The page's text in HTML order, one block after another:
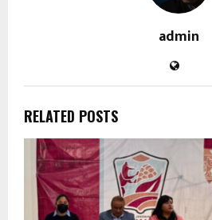
admin
RELATED POSTS